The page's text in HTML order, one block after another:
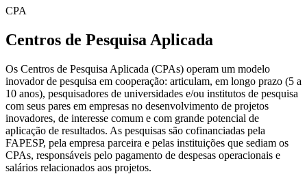
CPA
Centros de Pesquisa Aplicada
Os Centros de Pesquisa Aplicada (CPAs) operam um modelo
inovador de pesquisa em cooperação: articulam, em longo prazo (5 a
10 anos), pesquisadores de universidades e/ou institutos de pesquisa
com seus pares em empresas no desenvolvimento de projetos
inovadores, de interesse comum e com grande potencial de
aplicação de resultados. As pesquisas são cofinanciadas pela
FAPESP, pela empresa parceira e pelas instituições que sediam os
CPAs, responsáveis pelo pagamento de despesas operacionais e
salários relacionados aos projetos.